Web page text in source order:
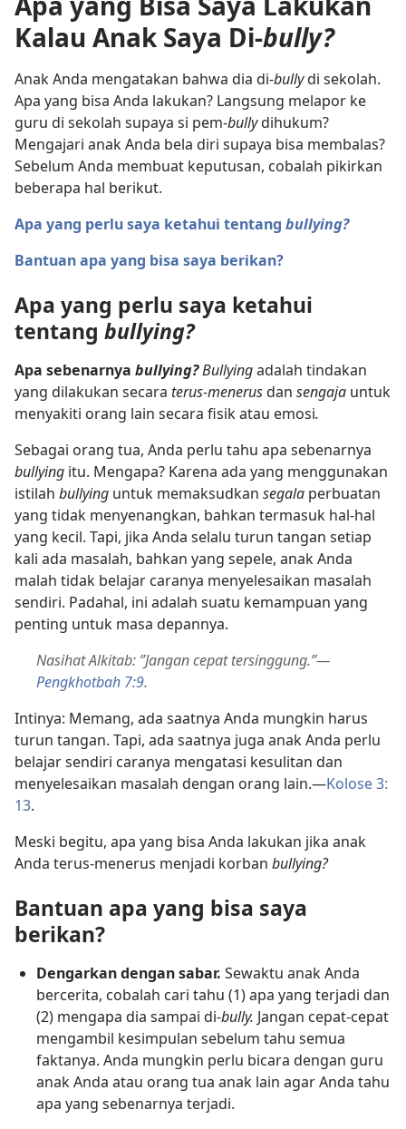
Kalau Anak Saya Di-bully?
Anak Anda mengatakan bahwa dia di-bullydi sekolah.
Apa yang bisa Anda lakukan? Langsung melapor ke
guru di sekolah supaya si pem-bullydihukum?
Mengajari anak Anda bela diri supaya bisa membalas?
Sebelum Anda membuat keputusan, cobalah pikirkan
beberapa hal berikut.
Apa yang perlu saya ketahui tentang bullying?
Bantuan apa yang bisa saya berikan?
Apa yang perlu saya ketahui
tentang bullying?
Apa sebenarnya bullying?Bullyingadalah tindakan
yang dilakukan secara terus-menerusdan sengaja untuk
menyakiti orang lain secara fisik atau emosi.
Sebagai orang tua, Anda perlu tahu apa sebenarnya
bullying itu. Mengapa? Karena ada yang menggunakan
istilah bullying untuk memaksudkan segala perbuatan
yang tidak menyenangkan, bahkan termasuk hal-hal
yang kecil. Tapi, jika Anda selalu turun tangan setiap
kali ada masalah, bahkan yang sepele, anak Anda
malah tidak belajar caranya menyelesaikan masalah
sendiri. Padahal, ini adalah suatu kemampuan yang
penting untuk masa depannya.
Nasihat Alkitab: ”Jangan cepat tersinggung.”​—
Pengkhotbah 7:9.
Intinya: Memang, ada saatnya Anda mungkin harus
turun tangan. Tapi, ada saatnya juga anak Anda perlu
belajar sendiri caranya mengatasi kesulitan dan
menyelesaikan masalah dengan orang lain.​—Kolose 3:​
13.
Meski begitu, apa yang bisa Anda lakukan jika anak
Anda terus-menerus menjadi korban bullying?
Bantuan apa yang bisa saya
berikan?
Dengarkan dengan sabar. Sewaktu anak Anda
bercerita, cobalah cari tahu (1) apa yang terjadi dan
(2) mengapa dia sampai di-bully. Jangan cepat-cepat
mengambil kesimpulan sebelum tahu semua
faktanya. Anda mungkin perlu bicara dengan guru
anak Anda atau orang tua anak lain agar Anda tahu
apa yang sebenarnya terjadi.